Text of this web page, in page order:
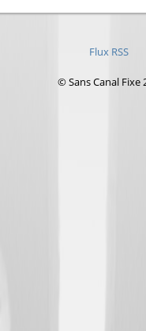
Flux RSS
© Sans Canal Fixe